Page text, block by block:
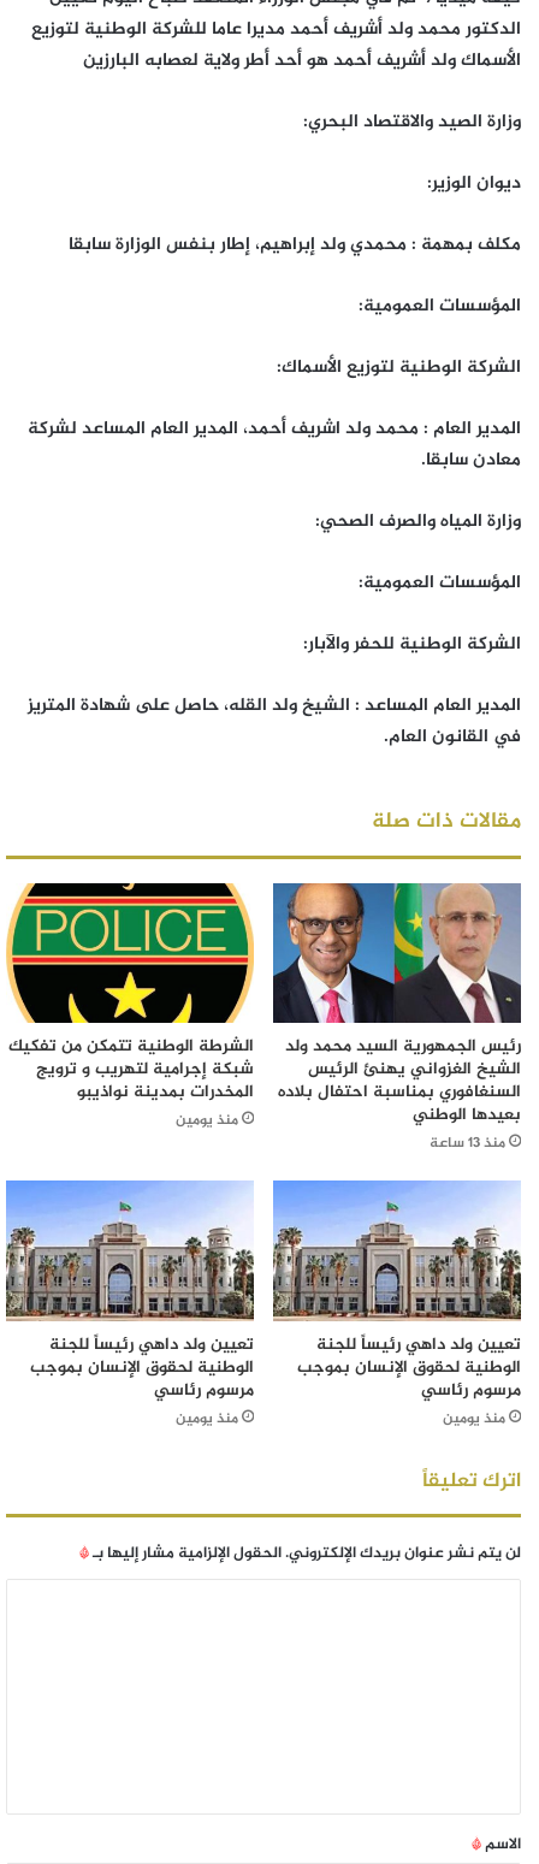
الدكتور محمد ولد أشريف أحمد مديرا عاما للشركة الوطنية لتوزيع
الأسماك ولد أشريف أحمد هو أحد أطر ولاية لعصابه البارزين
وزارة الصيد والاقتصاد البحري:
ديوان الوزير:
مكلف بمهمة : محمدي ولد إبراهيم، إطار بنفس الوزارة سابقا
المؤسسات العمومية:
الشركة الوطنية لتوزيع الأسماك:
المدير العام : محمد ولد اشريف أحمد، المدير العام المساعد لشركة
معادن سابقا.
وزارة المياه والصرف الصحي:
المؤسسات العمومية:
الشركة الوطنية للحفر والآبار:
المدير العام المساعد : الشيخ ولد القله، حاصل على شهادة المتريز
في القانون العام.
مقالات ذات صلة
رئيس الجمهورية السيد محمد ولد
الشيخ الغزواني يهنئ الرئيس
السنغافوري بمناسبة احتفال بلاده
بعيدها الوطني
منذ 13 ساعة
الشرطة الوطنية تتمكن من تفكيك
شبكة إجرامية لتهريب و ترويج
المخدرات بمدينة نواذيبو
منذ يومين
تعيين ولد داهي رئيساً للجنة
الوطنية لحقوق الإنسان بموجب
مرسوم رئاسي
منذ يومين
تعيين ولد داهي رئيساً للجنة
الوطنية لحقوق الإنسان بموجب
مرسوم رئاسي
منذ يومين
اترك تعليقاً
لن يتم نشر عنوان بريدك الإلكتروني.الحقول الإلزامية مشار إليها بـ*
الاسم*